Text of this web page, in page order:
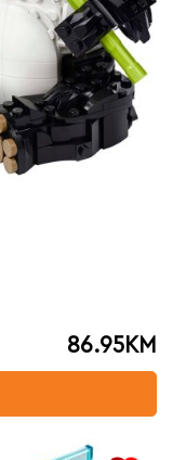
86.95KM